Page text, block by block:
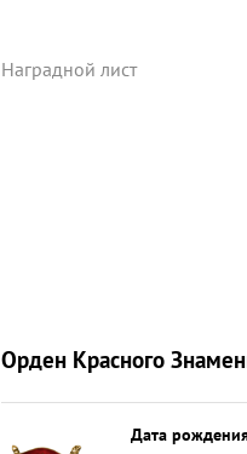
Наградной лист
Орден Красного
Дата